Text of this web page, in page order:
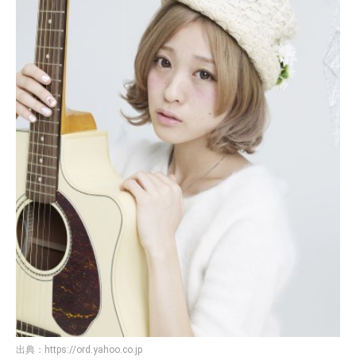
出典： https://ord.yahoo.co.jp